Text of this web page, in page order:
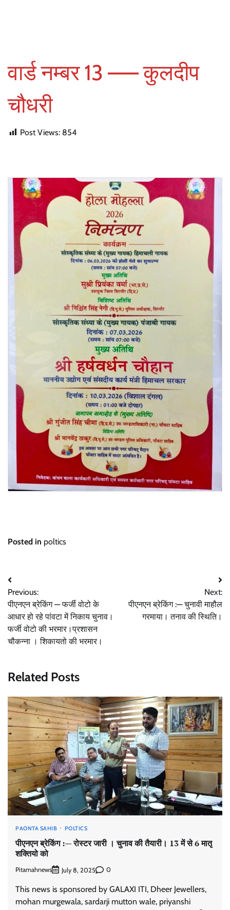
वार्ड नम्बर 13 —— कुलदीप
चौधरी
Post Views: 854
Posted in poltics
Post
navigation
Previous:
पीएनएन ब्रेकिंग — फर्जी वोटो के
आधार हो रहे पांवटा में निकाय चुनाव।
फर्जी वोटो की भरमार।प्रशासन
चौकन्ना । शिकायतो की भरमार।
Next:
पीएनएन ब्रेकिंग :— चुनावी माहौल
गरमाया। तनाव की स्थिति।
Related Posts
PAONTA SAHIB POLTICS
पीएनएन ब्रेकिंग :— रोस्टर जारी । चुनाव की तैयारी। 13 में से 6 मातृ
शक्तियो को
Pitamahnews July 8, 2025 0
This news is sponsored by GALAXI ITI, Dheer Jewellers,
mohan murgewala, sardarji mutton wale, priyanshi